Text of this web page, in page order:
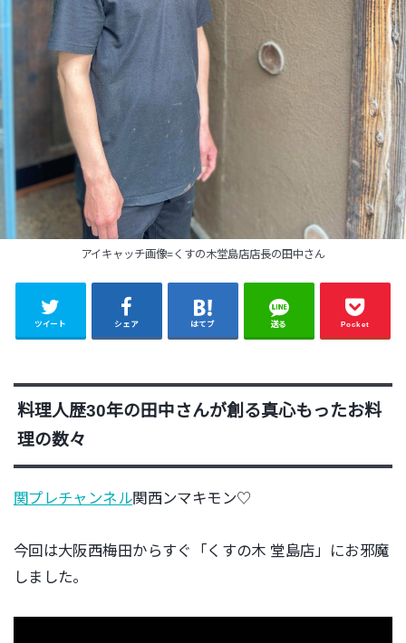
アイキャッチ画像=くすの木堂島店店長の田中さん
ツイート シェア はてブ 送る Pocket
料理人歴30年の田中さんが創る真心もったお料
理の数々
関プレチャンネル関西ンマキモン♡
今回は大阪西梅田からすぐ「くすの木 堂島店」にお邪魔
しました。